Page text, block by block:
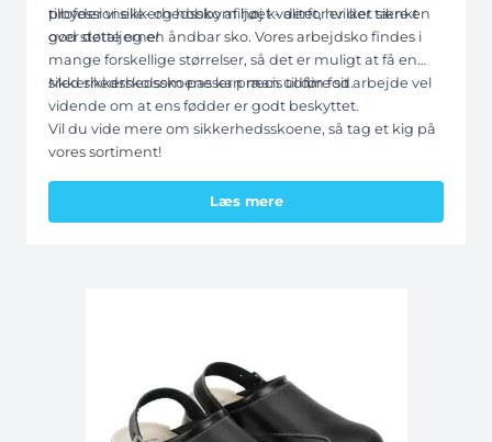
professionelle- og hobbymiljøet - derfor er der tænkt
over detaljerne!
tilbyder vi sikkerhedssko af høj kvalitet, hvilket sikre en
god støtte og en åndbar sko. Vores arbejdsko findes i
mange forskellige størrelser, så det er muligt at få en
sikkerhedssko som passer præcis til din fod.
Med sikkerhedsskoene kan man udføre sit arbejde vel
vidende om at ens fødder er godt beskyttet.
Vil du vide mere om sikkerhedsskoene, så tag et kig på
vores sortiment!
Læs mere